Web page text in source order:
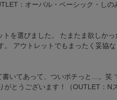
：オーバル・ベーシック・しの
を選びました。 たまたま欲しか
アウトレットでもまったく妥協
いてあって、ついポチっと…。笑
とうございます！（OUTLET：N
クラウンパント
ラウン
レッド
ピンク イエロ
シルバー
ゴールド